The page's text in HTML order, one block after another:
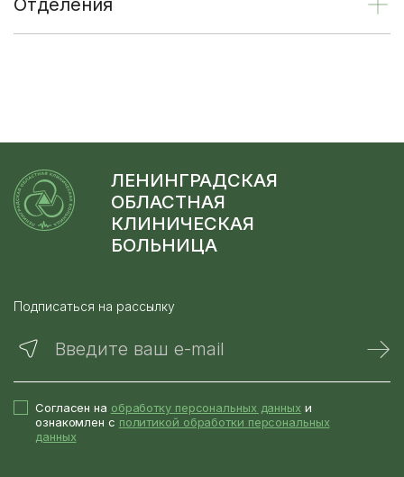
ЛЕНИНГРАДСКАЯ
ОБЛАСТНАЯ
КЛИНИЧЕСКАЯ
БОЛЬНИЦА
Подписаться на рассылку
Введите ваш e-mail
Согласен на обработку персональных данных и
ознакомлен с политикой обработки персональных
данных